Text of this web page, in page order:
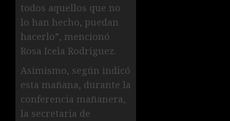
todos aquellos que no
lo han hecho, puedan
hacerlo”, mencionó
Rosa Icela Rodríguez.
Asimismo, según indicó
esta mañana, durante la
conferencia mañanera,
la secretaria de